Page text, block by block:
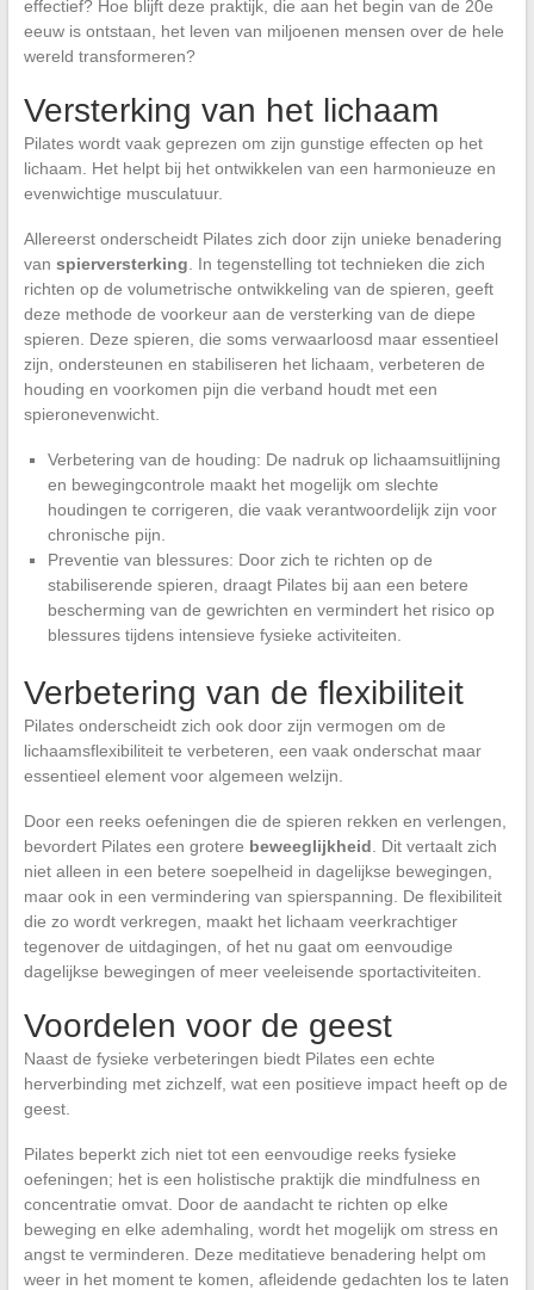
effectief? Hoe blijft deze praktijk, die aan het begin van de 20e
eeuw is ontstaan, het leven van miljoenen mensen over de hele
wereld transformeren?
Versterking van het lichaam
Pilates wordt vaak geprezen om zijn gunstige effecten op het
lichaam. Het helpt bij het ontwikkelen van een harmonieuze en
evenwichtige musculatuur.
Allereerst onderscheidt Pilates zich door zijn unieke benadering
van spierversterking . In tegenstelling tot technieken die zich
richten op de volumetrische ontwikkeling van de spieren, geeft
deze methode de voorkeur aan de versterking van de diepe
spieren. Deze spieren, die soms verwaarloosd maar essentieel
zijn, ondersteunen en stabiliseren het lichaam, verbeteren de
houding en voorkomen pijn die verband houdt met een
spieronevenwicht.
Verbetering van de houding: De nadruk op lichaamsuitlijning
en bewegingcontrole maakt het mogelijk om slechte
houdingen te corrigeren, die vaak verantwoordelijk zijn voor
chronische pijn.
Preventie van blessures: Door zich te richten op de
stabiliserende spieren, draagt Pilates bij aan een betere
bescherming van de gewrichten en vermindert het risico op
blessures tijdens intensieve fysieke activiteiten.
Verbetering van de flexibiliteit
Pilates onderscheidt zich ook door zijn vermogen om de
lichaamsflexibiliteit te verbeteren, een vaak onderschat maar
essentieel element voor algemeen welzijn.
Door een reeks oefeningen die de spieren rekken en verlengen,
bevordert Pilates een grotere beweeglijkheid . Dit vertaalt zich
niet alleen in een betere soepelheid in dagelijkse bewegingen,
maar ook in een vermindering van spierspanning. De flexibiliteit
die zo wordt verkregen, maakt het lichaam veerkrachtiger
tegenover de uitdagingen, of het nu gaat om eenvoudige
dagelijkse bewegingen of meer veeleisende sportactiviteiten.
Voordelen voor de geest
Naast de fysieke verbeteringen biedt Pilates een echte
herverbinding met zichzelf, wat een positieve impact heeft op de
geest.
Pilates beperkt zich niet tot een eenvoudige reeks fysieke
oefeningen; het is een holistische praktijk die mindfulness en
concentratie omvat. Door de aandacht te richten op elke
beweging en elke ademhaling, wordt het mogelijk om stress en
angst te verminderen. Deze meditatieve benadering helpt om
weer in het moment te komen, afleidende gedachten los te laten